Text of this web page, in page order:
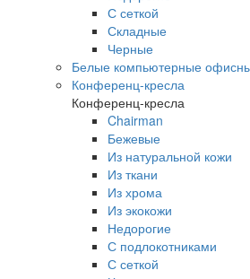
С сеткой
Складные
Черные
Белые компьютерные
Конференц-кресла
Конференц-кресла
Chairman
Бежевые
Из натуральной кожи
Из ткани
Из хрома
Из экокожи
Недорогие
С подлокотниками
С сеткой